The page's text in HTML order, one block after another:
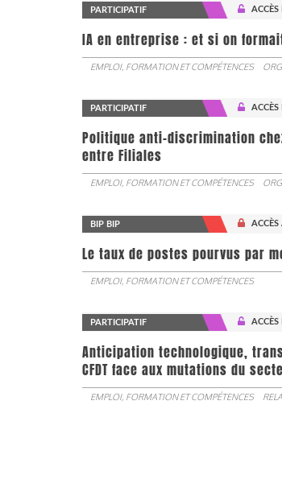
PARTICIPATIF ACCÈS
IA en entreprise : et si on
EMPLOI, FORMATION ET COMPÉTENCES
PARTICIPATIF ACCÈS
Politique anti-discrimination
entre Filiales
EMPLOI, FORMATION ET COMPÉTENCES
BIP BIP
Le taux de postes pourvus par
EMPLOI, FORMATION ET COMPÉTENCES
PARTICIPATIF ACCÈS
Anticipation technologique,
CFDT face aux mutations du
EMPLOI, FORMATION ET COMPÉTENCES